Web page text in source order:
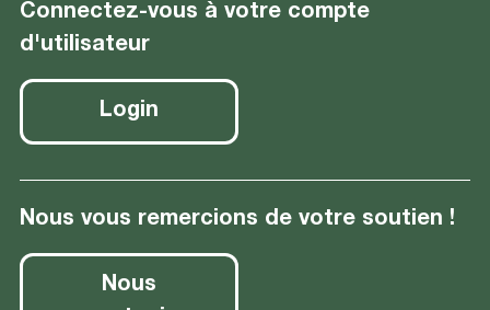
Connectez-vous à votre compte
d'utilisateur
Login
Nous vous remercions de votre soutien !
Nous